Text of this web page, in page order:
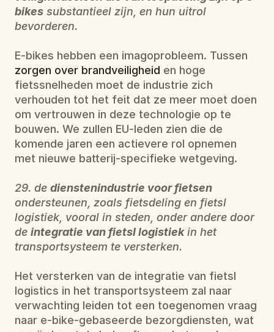
bikes substantieel zijn, en hun uitrol
bevorderen.
zorgen over brandveiligheid en hoge
fietssnelheden moet de industrie zich
verhouden tot het feit dat ze meer moet doen
om vertrouwen in deze technologie op te
bouwen. We zullen EU-leden zien die de
komende jaren een actievere rol opnemen
met nieuwe batterij-specifieke wetgeving.
29. de dienstenindustrie voor fietsen
ondersteunen, zoals fietsdeling en fietsl
logistiek, vooral in steden, onder andere door
de integratie van fietsl logistiek in het
transportsysteem te versterken.
Het versterken van de integratie van fietsl
logistics in het transportsysteem zal naar
verwachting leiden tot een toegenomen vraag
naar e-bike-gebaseerde bezorgdiensten, wat